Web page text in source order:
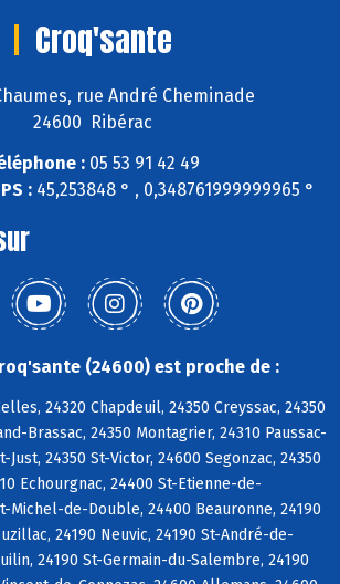
Croq'sante
rue André Cheminade
24600 Ribérac
:05 53 91 42 49
: 45,253848 ° , 0,348761999999965 °
(24600) est proche de :
24320 Chapdeuil, 24350 Creyssac, 24350
Brassac, 24350 Montagrier, 24310 Paussac-
Just, 24350 St-Victor, 24600 Segonzac, 24350
Echourgnac, 24400 St-Etienne-de-
Michel-de-Double, 24400 Beauronne, 24190
24190 Neuvic, 24190 St-André-de-
24190 St-Germain-du-Salembre, 24190